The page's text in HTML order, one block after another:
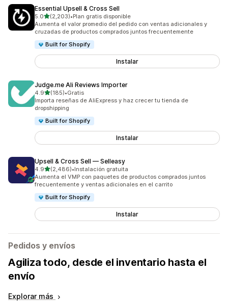
Essential Upsell & Cross Sell
5.0de 5 estrellas
(2,203)
2203 reseñas en total
•Plan gratis disponible
Aumenta el valor promedio del pedido con ventas adicionales y
cruzadas de productos comprados juntos frecuentemente
Built for Shopify
Instalar
Judge.me Ali Reviews Importer
4.9de 5 estrellas
(185)
185 reseñas en total
•Gratis
Importa reseñas de AliExpress y haz crecer tu tienda de
dropshipping
Built for Shopify
Instalar
Upsell & Cross Sell — Selleasy
4.9de 5 estrellas
(2,486)
2486 reseñas en total
•Instalación gratuita
Aumenta el VMP con paquetes de productos comprados juntos
frecuentemente y ventas adicionales en el carrito
Built for Shopify
Instalar
Pedidos y envíos
Agiliza todo, desde el inventario hasta el
envío
Explorar más